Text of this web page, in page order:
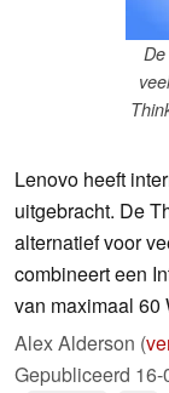
Lenovo heeft
uitgebracht. De
alternatief voor
combineert een
van maximaal 60
Alex Alderson (
Gepubliceerd